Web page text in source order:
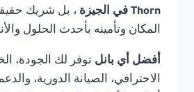
Thorn في الجيزة
، بل شريك
المكان وتأمينه بأحدث الحلول
أفضل أي بانل توفر لك الجودة،
الاحترافي، الصيانة الدورية،